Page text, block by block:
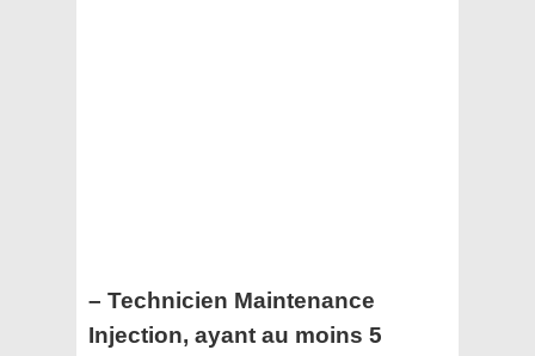
– Technicien Maintenance
Injection, ayant au moins 5